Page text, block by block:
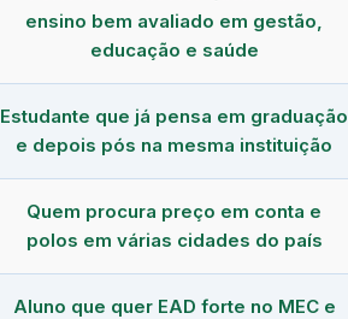
ensino bem avaliado em gestão,
educação e saúde
Estudante que já pensa em graduação
e depois pós na mesma instituição
Quem procura preço em conta e
polos em várias cidades do país
Aluno que quer EAD forte no MEC e